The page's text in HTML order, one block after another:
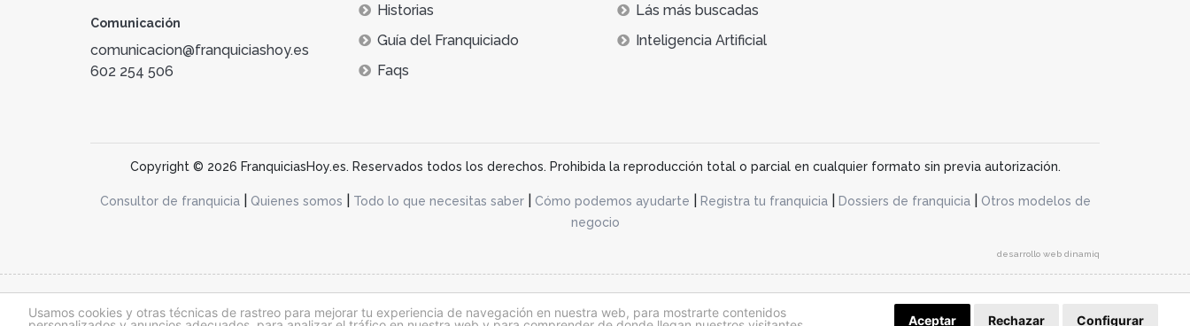
Usamos cookies y otras técnicas de rastreo para mejorar tu experiencia de navegación en nuestra web, para mostrarte contenidos
Aceptar Rechazar Configurar
Comunicación
comunicacion@franquiciashoy.es
602 254 506
Historias
Guía del Franquiciado
Faqs
Lás más buscadas
Inteligencia Artificial
Copyright © 2026 FranquiciasHoy.es. Reservados todos los derechos. Prohibida la reproducción total o parcial en cualquier formato sin previa autorización.
Consultor de franquicia| Quienes somos Todo lo que necesitas saber| Cómo podemos ayudarte Registra tu franquicia| Dossiers de franquicia|
Otros modelos de
negocio
desarrollo web dinamiq